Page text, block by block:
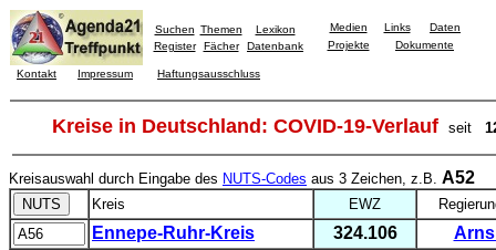
Suchen Themen
Lexikon
Register
Fächer Datenbank
Medien Links
Daten
Projekte
Dokumente
Kontakt Impressum Haftungsausschluss
Kreise in Deutschland: COVID-19-Verlauf seit
Kreisauswahl durch Eingabe des NUTS-Codes aus 3 Zeichen, z.B. A52
Kreis EWZ
Ennepe-Ruhr-Kreis 324.106